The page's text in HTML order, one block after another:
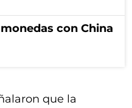
con China
que la